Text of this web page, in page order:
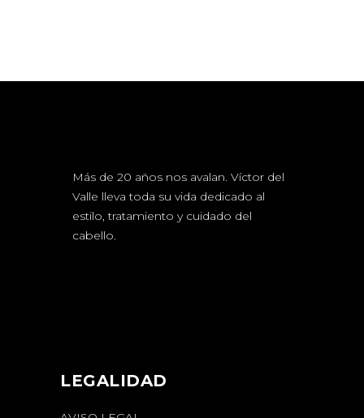
Más de 20 años nos avalan. Víctor del
Valle lleva toda su vida dedicado al
estilo, tratamiento y cuidado del
cabello.
LEGALIDAD